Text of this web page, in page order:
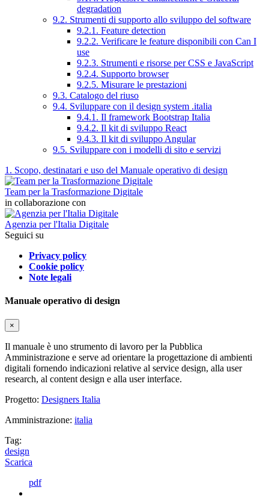
degradation
9.2. Strumenti di supporto allo sviluppo del software
9.2.1. Feature detection
9.2.2. Verificare le feature disponibili con Can I
use
9.2.3. Strumenti e risorse per CSS e JavaScript
9.2.4. Supporto browser
9.2.5. Misurare le prestazioni
9.3. Catalogo del riuso
9.4. Sviluppare con il design system .italia
9.4.1. Il framework Bootstrap Italia
9.4.2. Il kit di sviluppo React
9.4.3. Il kit di sviluppo Angular
9.5. Sviluppare con i modelli di sito e servizi
1. Scopo, destinatari e uso del Manuale operativo di design
Team per la Trasformazione Digitale
in collaborazione con
Agenzia per l'Italia Digitale
Seguici su
Privacy policy
Cookie policy
Note legali
Manuale operativo di design
×
Il manuale è uno strumento di lavoro per la Pubblica
Amministrazione e serve ad orientare la progettazione di ambienti
digitali fornendo indicazioni relative al service design, alla user
research, al content design e alla user interface.
Progetto: Designers Italia
Amministrazione: italia
Tag:
design
Scarica
pdf